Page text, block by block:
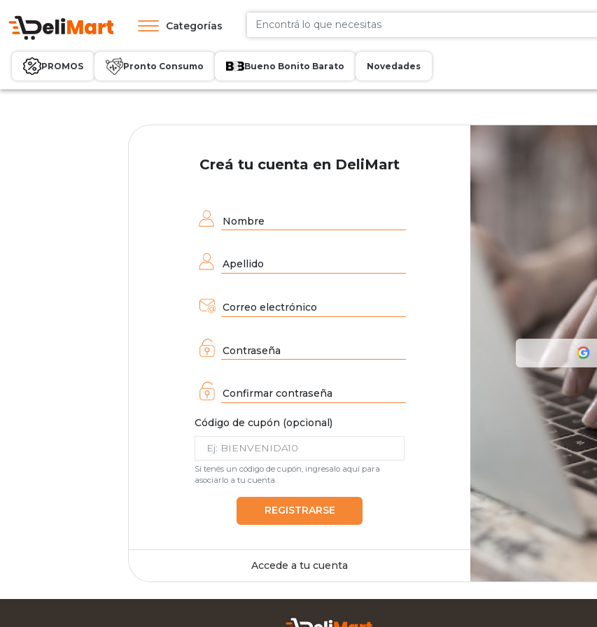
Categorías
PROMOS Pronto Consumo Bueno Bonito Barato Novedades
Creá tu cuenta en DeliMart
Nombre
Apellido
Correo electrónico
Contraseña
Confirmar contraseña
Código de cupón (opcional)
Si tenés un código de cupón, ingresalo aquí para
asociarlo a tu cuenta.
REGISTRARSE
Accede a tu cuenta